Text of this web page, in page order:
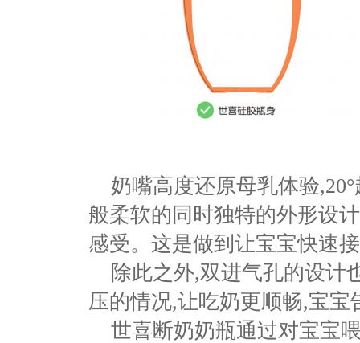
奶嘴高度还原母乳体验,
般柔软的同时独特的外形设
感受。这是做到让宝宝快速
除此之外,双进气孔的设计
压的情况,让吃奶更顺畅,宝宝
世喜断奶奶瓶通过对宝宝